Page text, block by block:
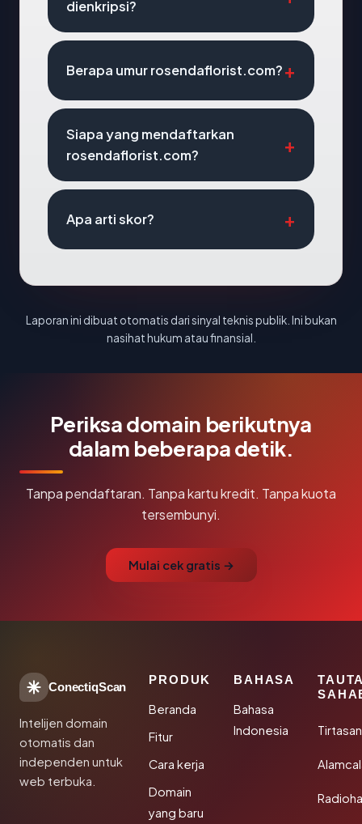
dienkripsi?
Berapa umur rosendaflorist.com?
Siapa yang mendaftarkan
rosendaflorist.com?
Apa arti skor?
Laporan ini dibuat otomatis dari sinyal teknis publik. Ini bukan
nasihat hukum atau finansial.
Periksa domain berikutnya
dalam beberapa detik.
Tanpa pendaftaran. Tanpa kartu kredit. Tanpa kuota
tersembunyi.
Mulai cek gratis →
ConectiqScan
Intelijen domain
otomatis dan
independen untuk
web terbuka.
PRODUK
Beranda
Fitur
Cara kerja
Domain
yang baru
BAHASA
Bahasa
Indonesia